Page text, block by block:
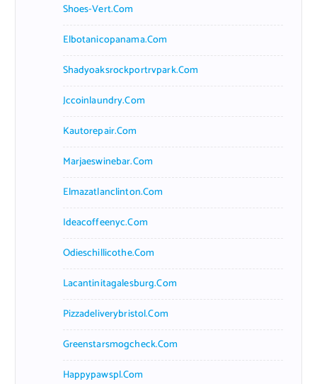
Shoes-Vert.com
Elbotanicopanama.com
Shadyoaksrockportrvpark.com
Jccoinlaundry.com
Kautorepair.com
Marjaeswinebar.com
Elmazatlanclinton.com
Ideacoffeenyc.com
Odieschillicothe.com
Lacantinitagalesburg.com
Pizzadeliverybristol.com
Greenstarsmogcheck.com
Happypawspl.com